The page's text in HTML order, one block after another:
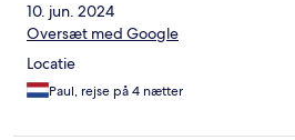
10. jun. 2024
Oversæt med Google
Locatie
Paul, rejse på 4 nætter